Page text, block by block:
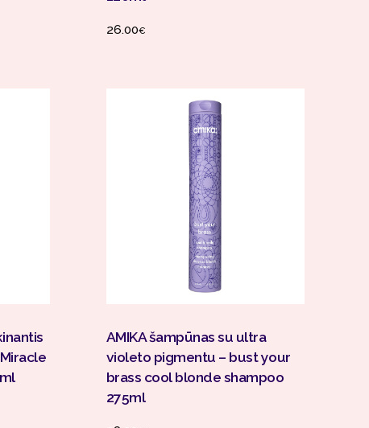
26.00€
AMIKA šampūnas su ultra
violeto pigmentu – bust your
brass cool blonde shampoo
275ml